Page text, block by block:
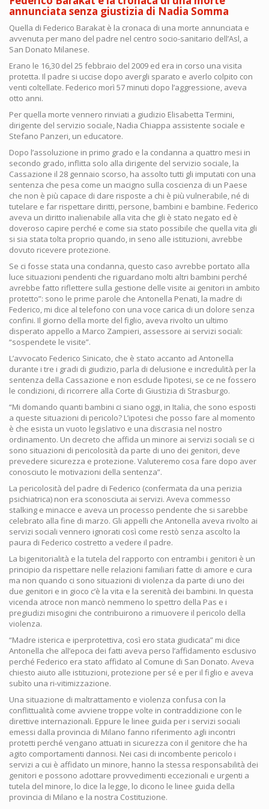
alle
18.30
Dario
Fo
presenta
"C'era
un
in
Danimarca"
a
Milano
annunciata senza giustizia di Nadia Somma
Quella di Federico Barakat è la cronaca di una morte annunciata e
avvenuta per mano del padre nel centro socio-sanitario dell’Asl, a
San Donato Milanese.
Erano le 16,30 del 25 febbraio del 2009 ed era in corso una visita
protetta. Il padre si uccise dopo avergli sparato e averlo colpito con
venti coltellate. Federico morì 57 minuti dopo l’aggressione, aveva
otto anni.
Per quella morte vennero rinviati a giudizio Elisabetta Termini,
dirigente del servizio sociale, Nadia Chiappa assistente sociale e
Stefano Panzeri, un educatore.
Dopo l’assoluzione in primo grado e la condanna a quattro mesi in
secondo grado, inflitta solo alla dirigente del servizio sociale, la
Cassazione il 28 gennaio scorso, ha assolto tutti gli imputati con una
sentenza che pesa come un macigno sulla coscienza di un Paese
che non è più capace di dare risposte a chi è più vulnerabile, né di
tutelare e far rispettare diritti, persone, bambini e bambine. Federico
aveva un diritto inalienabile alla vita che gli è stato negato ed è
doveroso capire perché e come sia stato possibile che quella vita gli
si sia stata tolta proprio quando, in seno alle istituzioni, avrebbe
dovuto ricevere protezione.
Se ci fosse stata una condanna, questo caso avrebbe portato alla
luce situazioni pendenti che riguardano molti altri bambini perché
avrebbe fatto riflettere sulla gestione delle visite ai genitori in ambito
protetto”: sono le prime parole che Antonella Penati, la madre di
Federico, mi dice al telefono con una voce carica di un dolore senza
confini. Il giorno della morte del figlio, aveva rivolto un ultimo
disperato appello a Marco Zampieri, assessore ai servizi sociali:
“sospendete le visite”.
L’avvocato Federico Sinicato, che è stato accanto ad Antonella
durante i tre i gradi di giudizio, parla di delusione e incredulità per la
sentenza della Cassazione e non esclude l’ipotesi, se ce ne fossero
le condizioni, di ricorrere alla Corte di Giustizia di Strasburgo.
“Mi domando quanti bambini ci siano oggi, in Italia, che sono esposti
a queste situazioni di pericolo? L’ipotesi che posso fare al momento
è che esista un vuoto legislativo e una discrasia nel nostro
ordinamento. Un decreto che affida un minore ai servizi sociali se ci
sono situazioni di pericolosità da parte di uno dei genitori, deve
prevedere sicurezza e protezione. Valuteremo cosa fare dopo aver
conosciuto le motivazioni della sentenza”.
La pericolosità del padre di Federico (confermata da una perizia
psichiatrica) non era sconosciuta ai servizi. Aveva commesso
stalking e minacce e aveva un processo pendente che si sarebbe
celebrato alla fine di marzo. Gli appelli che Antonella aveva rivolto ai
servizi sociali vennero ignorati così come restò senza ascolto la
paura di Federico costretto a vedere il padre.
La bigenitorialità e la tutela del rapporto con entrambi i genitori è un
principio da rispettare nelle relazioni familiari fatte di amore e cura
ma non quando ci sono situazioni di violenza da parte di uno dei
due genitori e in gioco c’è la vita e la serenità dei bambini. In questa
vicenda atroce non mancò nemmeno lo spettro della Pas e i
pregiudizi misogini che contribuirono a rimuovere il pericolo della
violenza.
“Madre isterica e iperprotettiva, così ero stata giudicata” mi dice
Antonella che all’epoca dei fatti aveva perso l’affidamento esclusivo
perché Federico era stato affidato al Comune di San Donato. Aveva
chiesto aiuto alle istituzioni, protezione per sé e per il figlio e aveva
subìto una ri-vitimizzazione.
Una situazione di maltrattamento e violenza confusa con la
conflittualità come avviene troppe volte in contraddizione con le
direttive internazionali. Eppure le linee guida per i servizi sociali
emessi dalla provincia di Milano fanno riferimento agli incontri
protetti perché vengano attuati in sicurezza con il genitore che ha
agito comportamenti dannosi. Nei casi di incombente pericolo i
servizi a cui è affidato un minore, hanno la stessa responsabilità dei
genitori e possono adottare provvedimenti eccezionali e urgenti a
tutela del minore, lo dice la legge, lo dicono le linee guida della
provincia di Milano e la nostra Costituzione.